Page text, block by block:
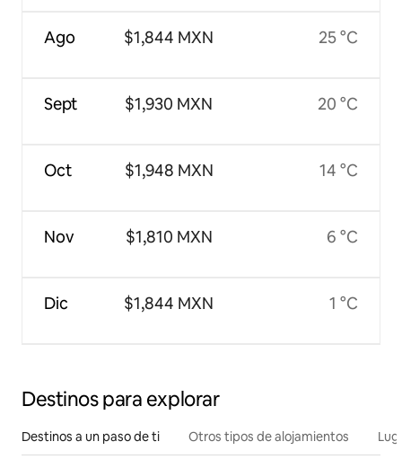
Ago
Sept
Oct
Nov
Dic
$1,844 MXN
$1,930 MXN
$1,948 MXN
$1,810 MXN
$1,844 MXN
25 °C
20 °C
14 °C
6 °C
1 °C
Destinos para explorar
Destinos a un paso de ti Otros tipos de alojamientos